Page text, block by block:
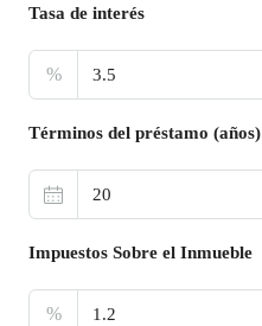
Tasa de interés
%
Términos del préstamo (años)
Impuestos Sobre el Inmueble
%